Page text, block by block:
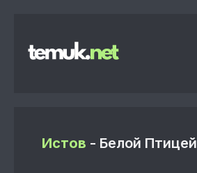
Истов - Белой Птицей